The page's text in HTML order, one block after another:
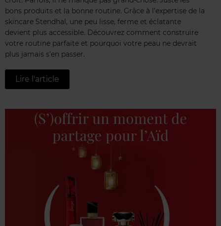
bons produits et la bonne routine. Grâce à l’expertise de la
skincare Stendhal, une peu lisse, ferme et éclatante
devient plus accessible. Découvrez comment construire
votre routine parfaite et pourquoi votre peau ne devrait
plus jamais s’en passer.
Lire l'article